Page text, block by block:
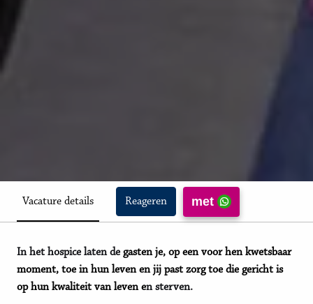
Vacature details Reageren met
In het hospice laten degasten je, op een voor hen kwetsbaar
moment, toe in hun leven en jij past zorg toe die gericht is
op hun kwaliteit van leven en sterven.